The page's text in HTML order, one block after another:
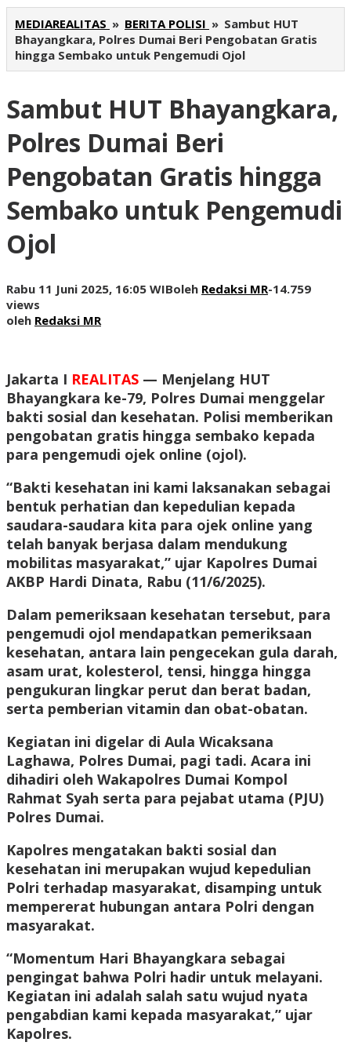
MEDIAREALITAS » BERITA POLISI » Sambut HUT
Bhayangkara, Polres Dumai Beri Pengobatan Gratis
hingga Sembako untuk Pengemudi Ojol
Sambut HUT Bhayangkara,
Polres Dumai Beri
Pengobatan Gratis hingga
Sembako untuk Pengemudi
Ojol
Rabu 11 Juni 2025, 16:05 WIBoleh Redaksi MR-14.759
views
oleh Redaksi MR
Jakarta I REALITAS — Menjelang HUT
Bhayangkara ke-79, Polres Dumai menggelar
bakti sosial dan kesehatan. Polisi memberikan
pengobatan gratis hingga sembako kepada
para pengemudi ojek online (ojol).
“Bakti kesehatan ini kami laksanakan sebagai
bentuk perhatian dan kepedulian kepada
saudara-saudara kita para ojek online yang
telah banyak berjasa dalam mendukung
mobilitas masyarakat,” ujar Kapolres Dumai
AKBP Hardi Dinata, Rabu (11/6/2025).
Dalam pemeriksaan kesehatan tersebut, para
pengemudi ojol mendapatkan pemeriksaan
kesehatan, antara lain pengecekan gula darah,
asam urat, kolesterol, tensi, hingga hingga
pengukuran lingkar perut dan berat badan,
serta pemberian vitamin dan obat-obatan.
Kegiatan ini digelar di Aula Wicaksana
Laghawa, Polres Dumai, pagi tadi. Acara ini
dihadiri oleh Wakapolres Dumai Kompol
Rahmat Syah serta para pejabat utama (PJU)
Polres Dumai.
Kapolres mengatakan bakti sosial dan
kesehatan ini merupakan wujud kepedulian
Polri terhadap masyarakat, disamping untuk
mempererat hubungan antara Polri dengan
masyarakat.
“Momentum Hari Bhayangkara sebagai
pengingat bahwa Polri hadir untuk melayani.
Kegiatan ini adalah salah satu wujud nyata
pengabdian kami kepada masyarakat,” ujar
Kapolres.